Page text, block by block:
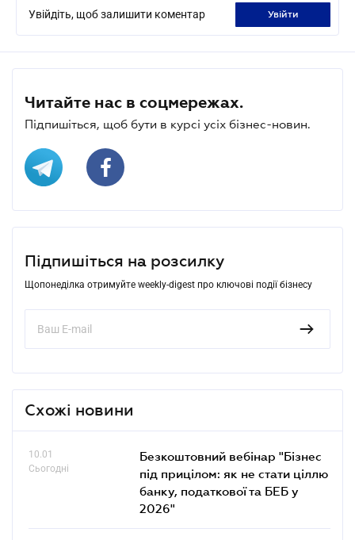
Увійдіть, щоб залишити коментар увійти
Читайте нас в соцмережах.
Підпишіться, щоб бути в курсі усіх бізнес-новин.
Підпишіться на розсилку
Щопонеділка отримуйте weekly-digest про ключові події бізнесу
Схожі новини
10.01
Сьогодні
Безкоштовний вебінар "Бізнес
під прицілом: як не стати ціллю
банку, податкової та БЕБ у
2026"